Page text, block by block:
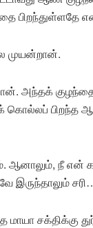
முயன்றான்.
அந்தக்
கொல்லப் பிறந்த
நீ என்
இருந்தாலும்
சக்திக்கு